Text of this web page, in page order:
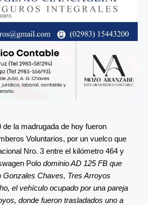
de la madrugada de hoy fueron
Voluntarios, por un vuelco que
Nro. 3 entre el kilómetro 464 y
Polo dominio AD 125 FB que
Gonzales Chaves, Tres Arroyos
el vehículo ocupado por una pareja
donde fueron trasladados uno a